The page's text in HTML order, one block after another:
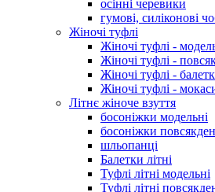
осінні черевики
гумові, силіконові
Жіночі туфлі
Жіночі туфлі -
Жіночі туфлі -
Жіночі туфлі -
Жіночі туфлі -
Літнє жіноче взуття
босоніжки модельні
босоніжки
шльопанці
Балетки літні
Туфлі літні модельні
Туфлі літні